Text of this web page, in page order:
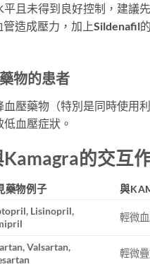
且未得到良好控制，建議
造成壓力，加上Sildenafil
物的患者
壓藥物（特別是同時使用
血壓症狀。
的交互
藥物例子 與
Lisinopril,
輕微
Valsartan,
輕微